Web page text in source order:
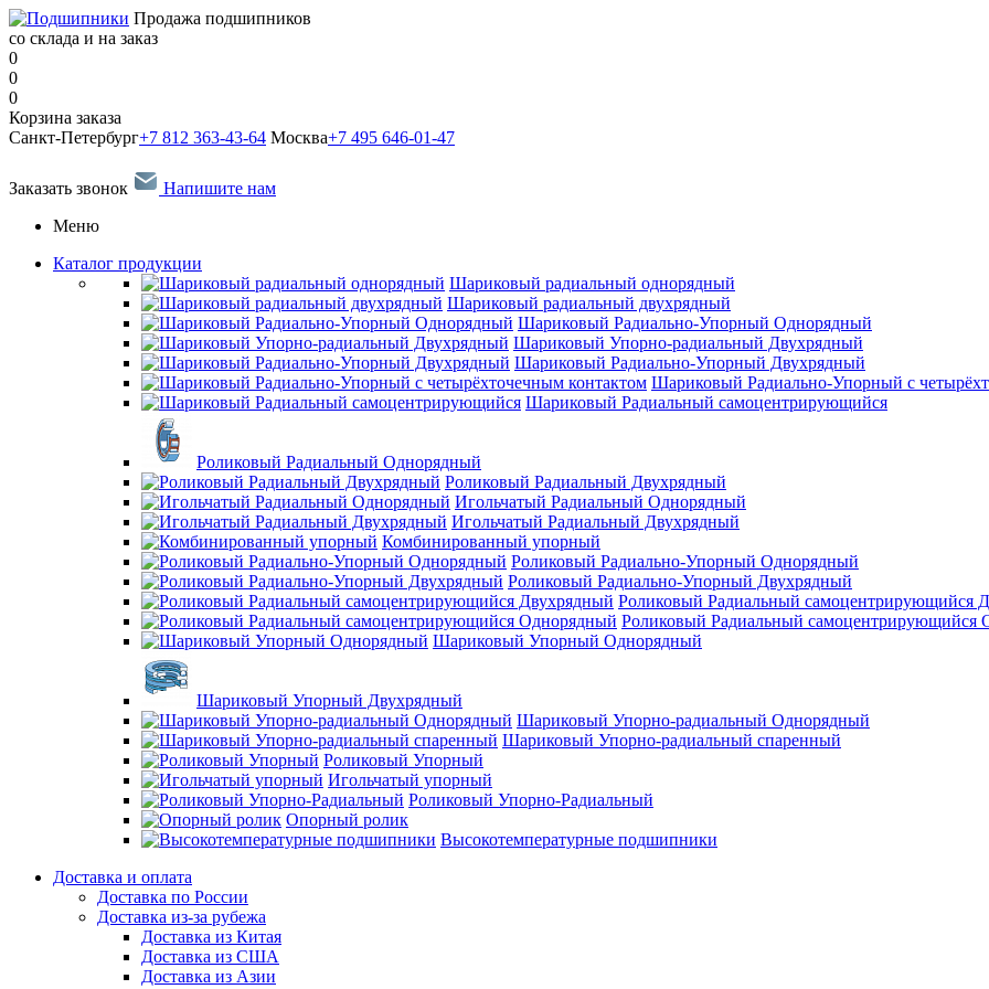
Продажа подшипников
со склада и на заказ
0
0
0
Корзина заказа
Санкт-Петербург+7 812 363-43-64 Москва+7 495 646-01-47
Заказать звонок
Напишите нам
Меню
Каталог продукции
Шариковый радиальный однорядный
Шариковый радиальный двухрядный
Шариковый Радиально-Упорный Однорядный
Шариковый Упорно-радиальный Двухрядный
Шариковый Радиально-Упорный Двухрядный
Шариковый Радиально-Упорный с
Шариковый Радиальный самоцентрирующийся
Роликовый Радиальный Однорядный
Роликовый Радиальный Двухрядный
Игольчатый Радиальный Однорядный
Игольчатый Радиальный Двухрядный
Комбинированный упорный
Роликовый Радиально-Упорный Однорядный
Роликовый Радиально-Упорный Двухрядный
Роликовый Радиальный самоцентрирующийся
Роликовый Радиальный самоцентрирующийся
Шариковый Упорный Однорядный
Шариковый Упорный Двухрядный
Шариковый Упорно-радиальный Однорядный
Шариковый Упорно-радиальный спаренный
Роликовый Упорный
Игольчатый упорный
Роликовый Упорно-Радиальный
Опорный ролик
Высокотемпературные подшипники
Доставка и оплата
Доставка по России
Доставка из-за рубежа
Доставка из Китая
Доставка из США
Доставка из Азии